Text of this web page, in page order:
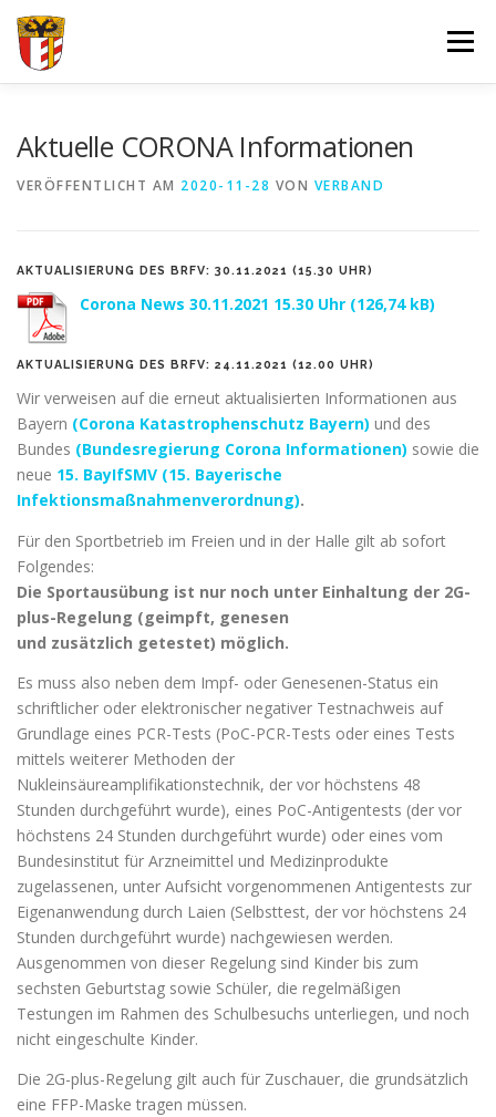
Zum
Inhalt
springen
Menü
DOKUMENTE – FORMULARE
Aktuelle CORONA Informationen
VERÖFFENTLICHT AM 2020-11-28 VON VERBAND
AKTUALISIERUNG DES BRFV: 30.11.2021 (15.30 UHR)
Corona News 30.11.2021 15.30 Uhr
AKTUALISIERUNG DES BRFV: 24.11.2021 (12.00 UHR)
Wir verweisen auf die erneut aktualisierten Informationen aus
Bayern (Corona Katastrophenschutz Bayern) und des
Bundes (Bundesregierung Corona Informationen) sowie die
neue 15. BayIfSMV (15. Bayerische
Infektionsmaßnahmenverordnung).
Für den Sportbetrieb im Freien und in der Halle gilt ab sofort
Folgendes:
Die Sportausübung ist nur noch unter Einhaltung der 2G-
plus-Regelung (geimpft, genesen
und zusätzlich getestet) möglich.
Es muss also neben dem Impf- oder Genesenen-Status ein
schriftlicher oder elektronischer negativer Testnachweis auf
Grundlage eines PCR-Tests (PoC-PCR-Tests oder eines Tests
mittels weiterer Methoden der
Nukleinsäureamplifikationstechnik, der vor höchstens 48
Stunden durchgeführt wurde), eines PoC-Antigentests (der vor
höchstens 24 Stunden durchgeführt wurde) oder eines vom
Bundesinstitut für Arzneimittel und Medizinprodukte
zugelassenen, unter Aufsicht vorgenommenen Antigentests zur
Eigenanwendung durch Laien (Selbsttest, der vor höchstens 24
Stunden durchgeführt wurde) nachgewiesen werden.
Ausgenommen von dieser Regelung sind Kinder bis zum
sechsten Geburtstag sowie Schüler, die regelmäßigen
Testungen im Rahmen des Schulbesuchs unterliegen, und noch
nicht eingeschulte Kinder.
Die 2G-plus-Regelung gilt auch für Zuschauer, die grundsätzlich
eine FFP-Maske tragen müssen.